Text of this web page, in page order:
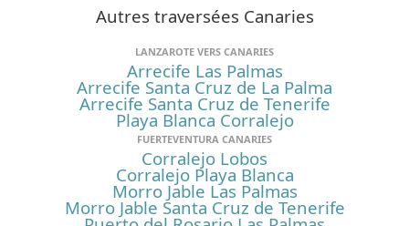
Autres traversées Canaries
LANZAROTE VERS CANARIES
Arrecife Las Palmas
Arrecife Santa Cruz de La Palma
Arrecife Santa Cruz de Tenerife
Playa Blanca Corralejo
FUERTEVENTURA CANARIES
Corralejo Lobos
Corralejo Playa Blanca
Morro Jable Las Palmas
Morro Jable Santa Cruz de Tenerife